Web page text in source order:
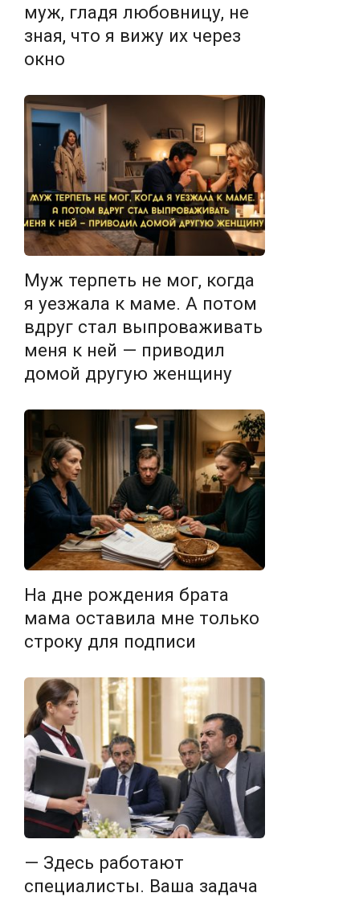
муж, гладя любовницу, не
зная, что я вижу их через
окно
Муж терпеть не мог, когда
я уезжала к маме. А потом
вдруг стал выпроваживать
меня к ней — приводил
домой другую женщину
На дне рождения брата
мама оставила мне только
строку для подписи
— Здесь работают
специалисты. Ваша задача